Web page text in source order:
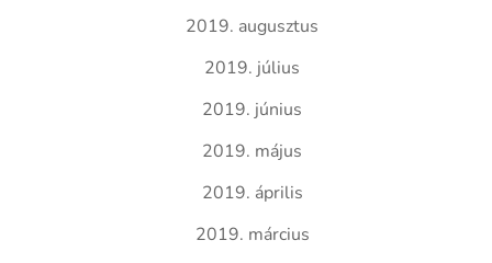
2019. augusztus
2019. július
2019. június
2019. május
2019. április
2019. március